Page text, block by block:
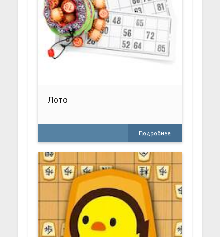
Лото
Подробнее